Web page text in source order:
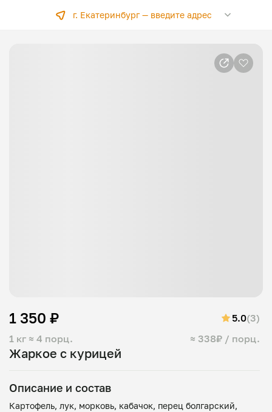
г. Екатеринбург —введите адрес
Жаркое с курицей
1 кг ≈ 4 порц. ≈ 338₽ / порц.
1 350 ₽ 5.0(3)
Описание и состав
Картофель, лук, морковь, кабачок, перец болгарский,